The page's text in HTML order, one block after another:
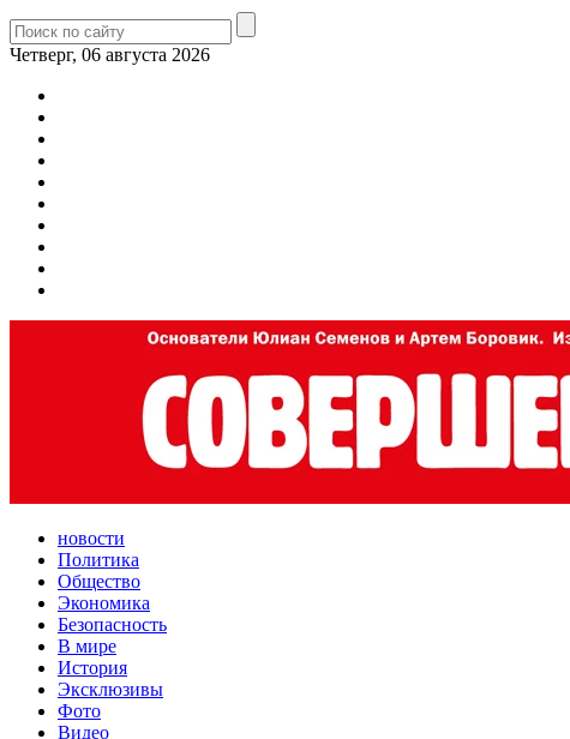
Четверг, 06 августа 2026
новости
Политика
Общество
Экономика
Безопасность
В мире
История
Эксклюзивы
Фото
Видео